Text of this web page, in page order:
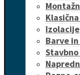
Izolacije
Barve